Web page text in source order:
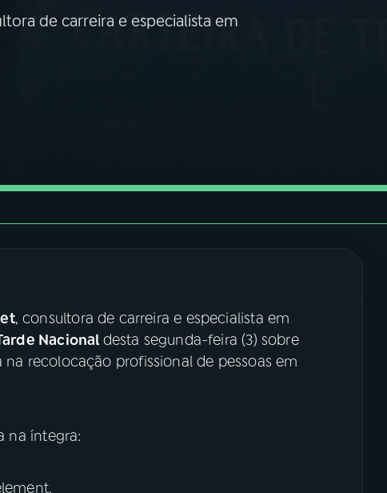
de carreira e especialista em
, consultora de carreira e especialista em
Nacional desta segunda-feira (3) sobre
na recolocação profissional de pessoas em
na íntegra: